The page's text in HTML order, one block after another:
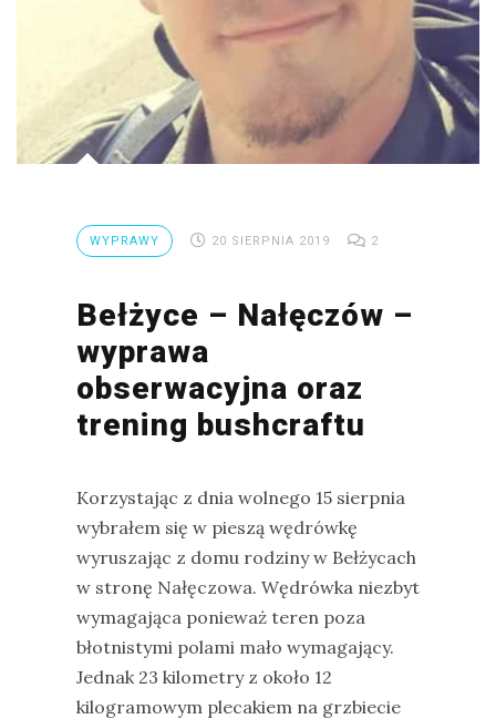
WYPRAWY 20 SIERPNIA 2019 2
Bełżyce – Nałęczów –
wyprawa
obserwacyjna oraz
trening bushcraftu
Korzystając z dnia wolnego 15 sierpnia
wybrałem się w pieszą wędrówkę
wyruszając z domu rodziny w Bełżycach
w stronę Nałęczowa. Wędrówka niezbyt
wymagająca ponieważ teren poza
błotnistymi polami mało wymagający.
Jednak 23 kilometry z około 12
kilogramowym plecakiem na grzbiecie